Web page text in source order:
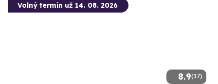
8.9(17)
Volný termín už 14. 08. 2026